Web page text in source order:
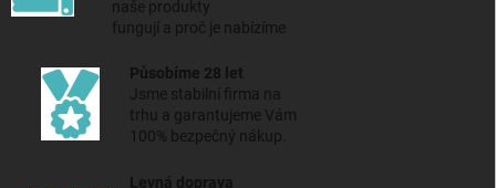
naše produkty
fungují a proč je nabízíme
Působíme 28 let
Jsme stabilní firma na
trhu a garantujeme Vám
100% bezpečný nákup.
Levná doprava